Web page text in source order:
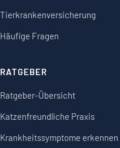
Tierkrankenversicherung
Häufige Fragen
RATGEBER
Ratgeber-Übersicht
Katzenfreundliche Praxis
Krankheitssymptome erkennen